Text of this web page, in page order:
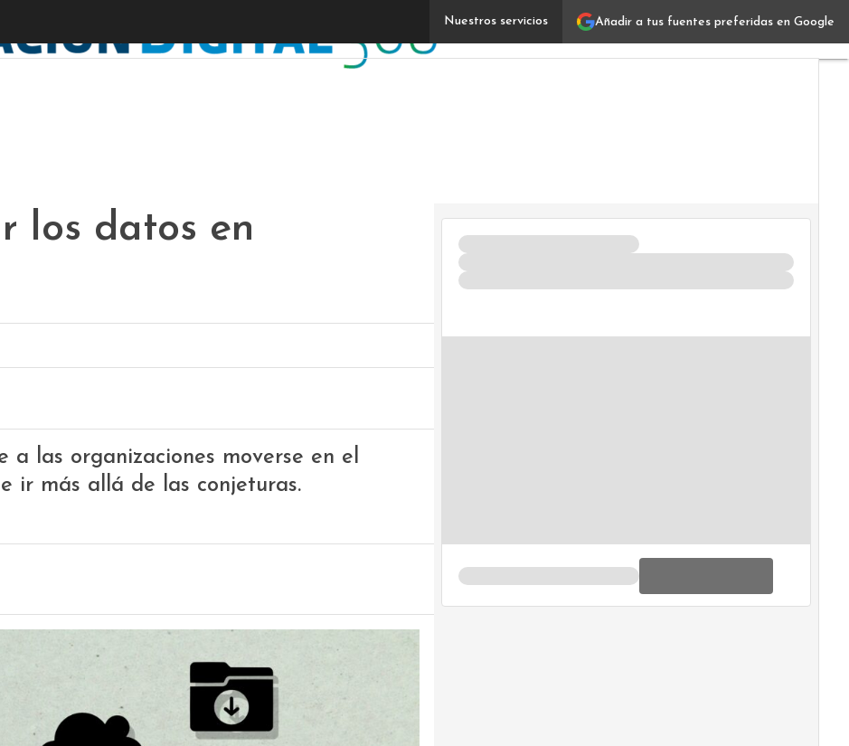
Añadir a tus fuentes preferidas en Google
Nuestros servicios
Cómo transformar los datos en informaciónVerticales
IT
los datos en
las organizaciones moverse en el
ir más allá de las conjeturas.